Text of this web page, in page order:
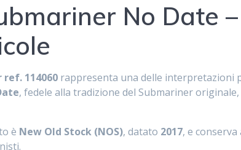
No Date
ref. 114060 rappresenta una delle interpretazioni
, fedele alla tradizione del Submariner
è New Old Stock (NOS), datato 2017, e conserva